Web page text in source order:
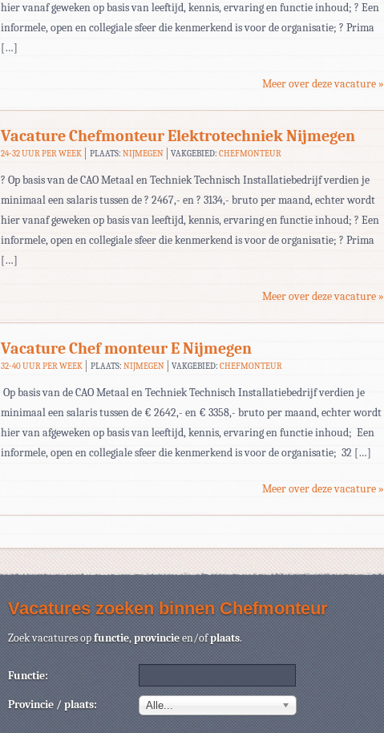
hier vanaf geweken op basis van leeftijd, kennis, ervaring en functie inhoud; ? Een
informele, open en collegiale sfeer die kenmerkend is voor de organisatie; ? Prima
[…]
Meer over deze vacature »
Vacature Chefmonteur Elektrotechniek Nijmegen
24-32 UUR PER WEEK PLAATS: NIJMEGEN VAKGEBIED:CHEFMONTEUR
? Op basis van de CAO Metaal en Techniek Technisch Installatiebedrijf verdien je
minimaal een salaris tussen de ? 2467,- en ? 3134,- bruto per maand, echter wordt
hier vanaf geweken op basis van leeftijd, kennis, ervaring en functie inhoud; ? Een
informele, open en collegiale sfeer die kenmerkend is voor de organisatie; ? Prima
[…]
Meer over deze vacature »
Vacature Chef monteur E Nijmegen
32-40 UUR PER WEEK PLAATS: NIJMEGEN VAKGEBIED:CHEFMONTEUR
 Op basis van de CAO Metaal en Techniek Technisch Installatiebedrijf verdien je
minimaal een salaris tussen de € 2642,- en € 3358,- bruto per maand, echter wordt
hier van afgeweken op basis van leeftijd, kennis, ervaring en functie inhoud;  Een
informele, open en collegiale sfeer die kenmerkend is voor de organisatie;  32 […]
Meer over deze vacature »
Vacatures zoeken binnen Chefmonteur
Zoek vacatures opfunctie,provincieen/ofplaats.
Functie:
Provincie / plaats: Alle...